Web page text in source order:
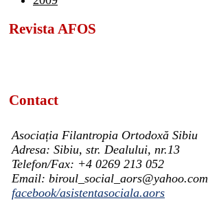
Revista AFOS
Contact
Asociația Filantropia Ortodoxă Sibiu
Adresa: Sibiu, str. Dealului, nr.13
Telefon/Fax: +4 0269 213 052
Email: biroul_social_aors@yahoo.com
facebook/asistentasociala.aors